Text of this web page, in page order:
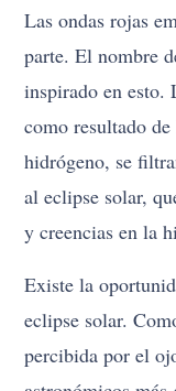
Las ondas rojas
parte. El nombre
inspirado en esto.
como resultado
hidrógeno, se
al eclipse solar,
y creencias en la
Existe la
eclipse solar.
percibida por el